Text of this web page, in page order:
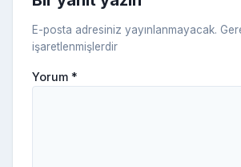
ki
E-posta adresiniz yayınlanmayacak.
işaretlenmişlerdir
Yorum *